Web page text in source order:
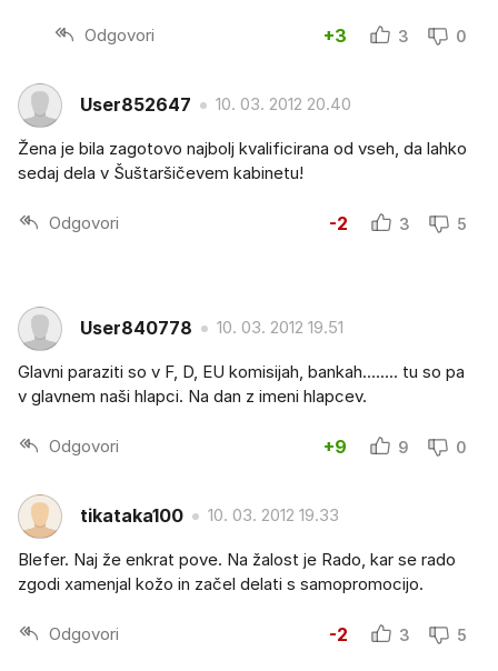
Odgovori +3 3 0
User852647 10. 03. 2012 20.40
Žena je bila zagotovo najbolj kvalificirana od vseh, da lahko
sedaj dela v Šuštaršičevem kabinetu!
Odgovori -2 3 5
User840778 10. 03. 2012 19.51
Glavni paraziti so v F, D, EU komisijah, bankah........ tu so pa
v glavnem naši hlapci. Na dan z imeni hlapcev.
Odgovori +9 9 0
tikataka100 10. 03. 2012 19.33
Blefer. Naj že enkrat pove. Na žalost je Rado, kar se rado
zgodi xamenjal kožo in začel delati s samopromocijo.
Odgovori -2 3 5